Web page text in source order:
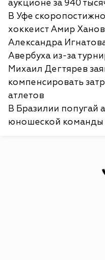
аукционе за 940
В Уфе
хоккеист Амир Ханов
Александра
Авербуха из-за
Михаил Дегтярев
компенсировать
атлетов
В Бразилии попугай
юношеской команды